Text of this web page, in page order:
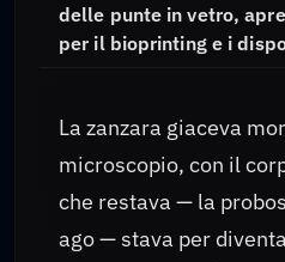
delle punte in vetro,
per il bioprinting e i
La zanzara giaceva
microscopio, con il
che restava — la
ago — stava per